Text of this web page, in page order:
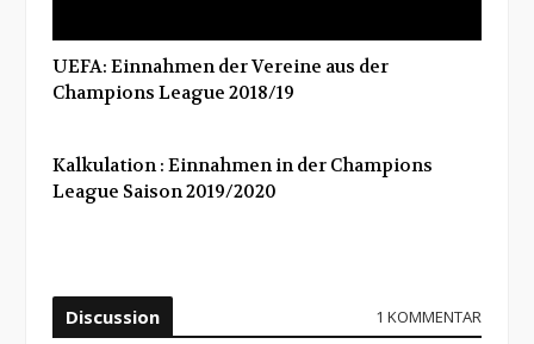
UEFA: Einnahmen der Vereine aus der
Champions League 2018/19
Kalkulation : Einnahmen in der Champions
League Saison 2019/2020
Discussion 1 KOMMENTAR